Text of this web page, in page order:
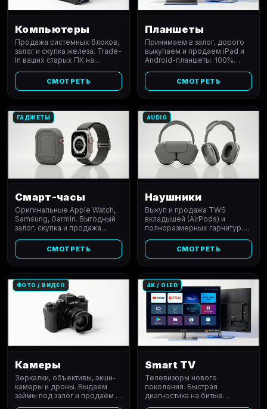
Компьютеры
Продажа системных блоков,
залог и скупка железа. Trade-
In ваших старых ПК на
тестами.
СМОТРЕТЬ
Планшеты
Принимаем в залог, дорого
выкупаем и продаем iPad и
Android-планшеты. 100%
заводских.СМОТРЕТЬ
ГАДЖЕТЫ
Смарт-часы
Оригинальные Apple Watch,
Samsung, Garmin. Выгодный
залог, скупка и продажа
АКБ и отвязки.СМОТРЕТЬ
AUDIO
Наушники
Выкуп и продажа TWS
вкладышей (AirPods) и
полноразмерных гарнитур.
оригинальность и качество
звука.
СМОТРЕТЬ
ФОТО / ВИДЕО
Камеры
Зеркалки, объективы, экшн-
камеры и дроны. Выдаем
займы под залог и продаем с
4K / OLED
Smart TV
Телевизоры нового
поколения. Быстрая
диагностика на битые